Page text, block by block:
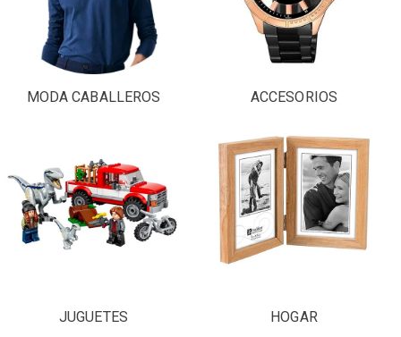
MODA CABALLEROS ACCESORIOS
JUGUETES HOGAR